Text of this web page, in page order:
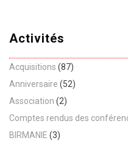
Activités
Acquisitions (87)
Anniversaire (52)
Association (2)
Comptes rendus des
BIRMANIE (3)